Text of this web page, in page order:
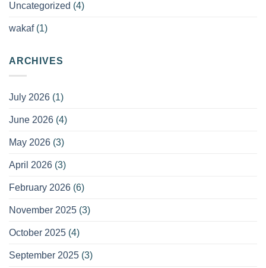
Uncategorized (4)
wakaf(1)
ARCHIVES
July 2026 (1)
June 2026 (4)
May 2026 (3)
April 2026 (3)
February 2026 (6)
November 2025 (3)
October 2025 (4)
September 2025 (3)